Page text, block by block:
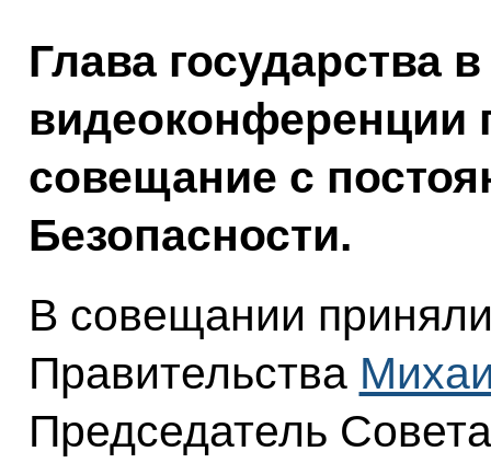
Глава государства
видеоконференции
совещание с
Безопасности.
В совещании
Правительства
Председатель